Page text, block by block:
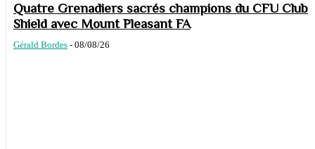
Quatre Grenadiers sacrés champions du CFU Club
Shield avec Mount Pleasant FA
Gérald Bordes - 08/08/26